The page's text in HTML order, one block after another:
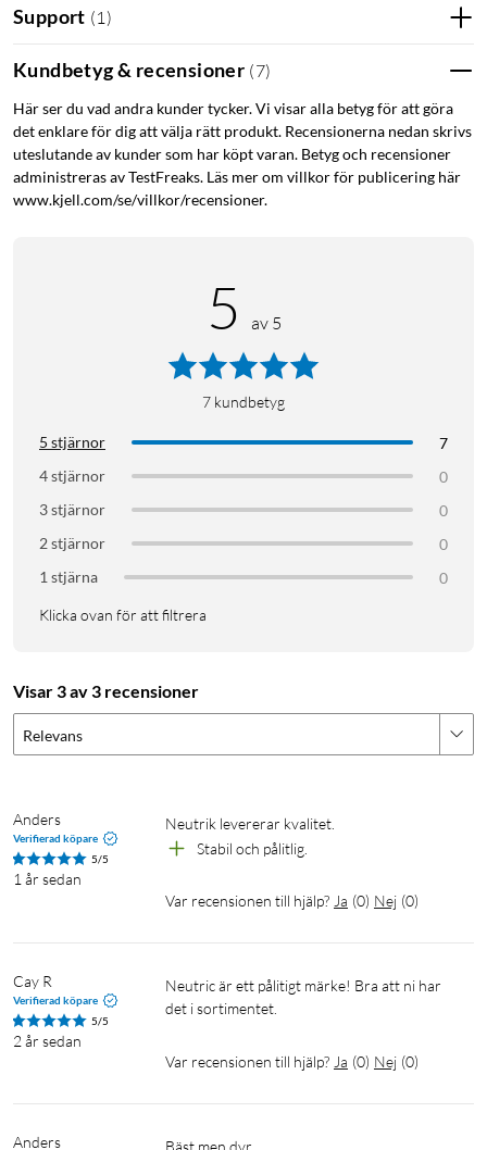
Support (1)
Kundbetyg & recensioner (7)
Här ser du vad andra kunder tycker. Vi visar alla betyg för att göra
det enklare för dig att välja rätt produkt. Recensionerna nedan skrivs
uteslutande av kunder som har köpt varan. Betyg och recensioner
administreras av TestFreaks. Läs mer om villkor för publicering här
www.kjell.com/se/villkor/recensioner.
5 av 5
7 kundbetyg
5 stjärnor
7
4 stjärnor
0
3 stjärnor
0
2 stjärnor
0
1 stjärna
0
Klicka ovan för att filtrera
Visar 3 av 3 recensioner
Relevans
Anders
Verifierad köpare
5/5
1 år sedan
Neutrik levererar kvalitet.
Stabil och pålitlig.
Var recensionen till hjälp? Ja (0) Nej (0)
Cay R
Verifierad köpare
5/5
2 år sedan
Neutric är ett pålitigt märke! Bra att ni har
det i sortimentet.
Var recensionen till hjälp? Ja (0) Nej (0)
Anders Bäst men dyr